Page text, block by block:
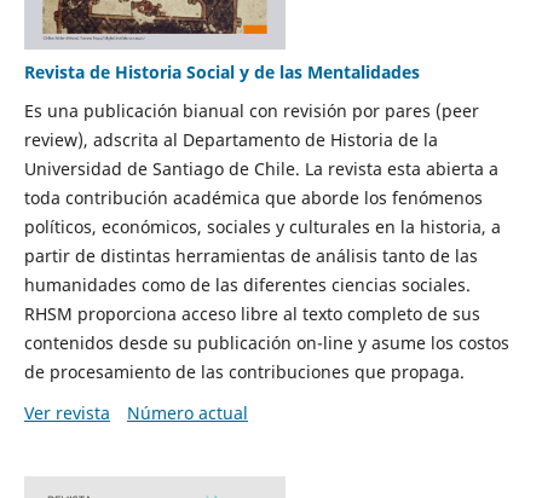
Revista de Historia Social y de las Mentalidades
Es una publicación bianual con revisión por pares (peer
review), adscrita al Departamento de Historia de la
Universidad de Santiago de Chile. La revista esta abierta a
toda contribución académica que aborde los fenómenos
políticos, económicos, sociales y culturales en la historia, a
partir de distintas herramientas de análisis tanto de las
humanidades como de las diferentes ciencias sociales.
RHSM proporciona acceso libre al texto completo de sus
contenidos desde su publicación on-line y asume los costos
de procesamiento de las contribuciones que propaga.
Ver revista
Número actual